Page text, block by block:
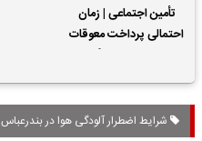
تأمین اجتماعی | زمان
احتمالی پرداخت معوقات
شرایط اضطرار آلودگی هوا در بندرعباس